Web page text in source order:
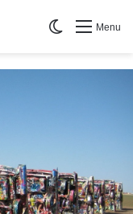
Menu
Switch skin